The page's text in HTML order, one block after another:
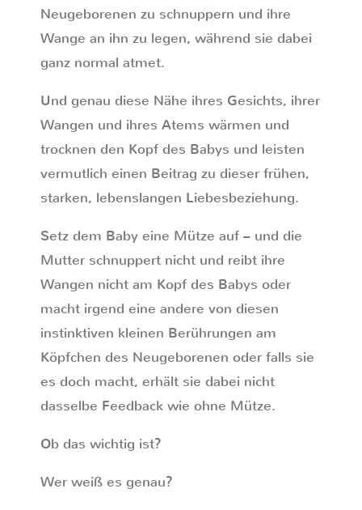
Neugeborenen zu schnuppern und ihre
Wange an ihn zu legen, während sie dabei
ganz normal atmet.
Und genau diese Nähe ihres Gesichts, ihrer
Wangen und ihres Atems wärmen und
trocknen den Kopf des Babys und leisten
vermutlich einen Beitrag zu dieser frühen,
starken, lebenslangen Liebesbeziehung.
Setz dem Baby eine Mütze auf – und die
Mutter schnuppert nicht und reibt ihre
Wangen nicht am Kopf des Babys oder
macht irgend eine andere von diesen
instinktiven kleinen Berührungen am
Köpfchen des Neugeborenen oder falls sie
es doch macht, erhält sie dabei nicht
dasselbe Feedback wie ohne Mütze.
Ob das wichtig ist?
Wer weiß es genau?